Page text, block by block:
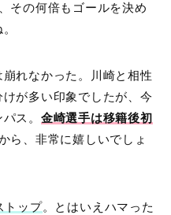
その何倍もゴールを決め
れなかった。川崎と相性
が多い印象でしたが、今
ス。 金崎選手は移籍後初
ら、非常に嬉しいでしょ
トップ。とはいえハマった